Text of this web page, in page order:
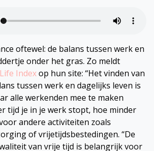
oftewel: de balans tussen werk en
onder het gras. Zo meldt
Indexop hun site: “Het vinden van
tussen werk en dagelijks leven is
alle werkenden mee te maken
tijd je in je werk stopt, hoe minder
andere activiteiten zoals
of vrijetijdsbestedingen. “De
van vrije tijd is belangrijk voor